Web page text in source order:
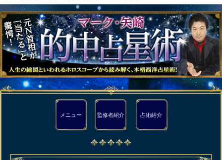
メニュー 監修者紹介 占術紹介